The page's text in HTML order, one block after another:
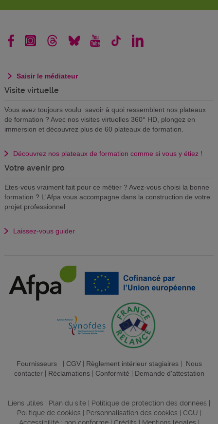
Saisir le médiateur
Visite virtuelle
Vous avez toujours voulu savoir à quoi ressemblent nos plateaux
de formation ? Avec nos visites virtuelles 360° HD, plongez en
immersion et découvrez plus de 60 plateaux de formation.
Découvrez nos plateaux de formation comme si vous y étiez !
Votre avenir pro
Etes-vous vraiment fait pour ce métier ? Avez-vous choisi la bonne
formation ? L'Afpa vous accompagne dans la construction de votre
projet professionnel
Laissez-vous guider
Fournisseurs| CGV| Règlement intérieur stagiaires| Nous
contacter| Réclamations| Conformité Demande d'attestation
Liens utiles Plan du site Politique de protection des données
Politique de cookies
Personnalisation des cookies CGU